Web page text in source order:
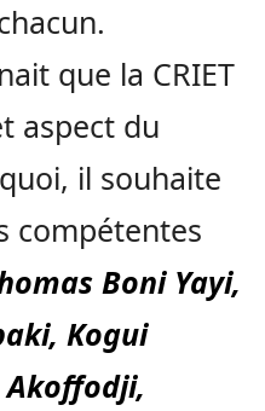
que la CRIET
aspect du
il souhaite
compétentes
Boni Yayi,
Kogui